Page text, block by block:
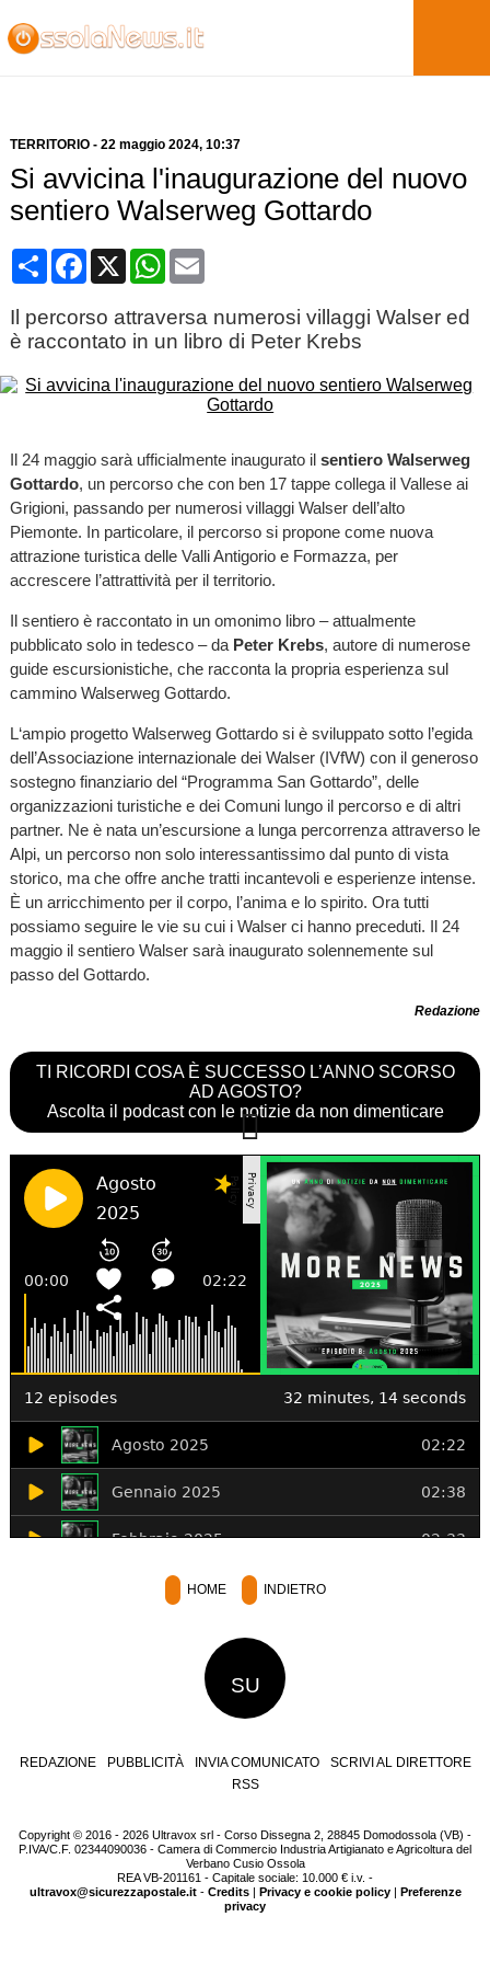
TERRITORIO- 22 maggio 2024, 10:37
Si avvicina l'inaugurazione del nuovo
sentiero Walserweg Gottardo
CondividiFacebook
X WhatsApp
Email
Il percorso attraversa numerosi villaggi Walser ed
è raccontato in un libro di Peter Krebs
Il 24 maggio sarà ufficialmente inaugurato il sentiero Walserweg
Gottardo, un percorso che con ben 17 tappe collega il Vallese ai
Grigioni, passando per numerosi villaggi Walser dell’alto
Piemonte. In particolare, il percorso si propone come nuova
attrazione turistica delle Valli Antigorio e Formazza, per
accrescere l’attrattività per il territorio.
Il sentiero è raccontato in un omonimo libro – attualmente
pubblicato solo in tedesco – da Peter Krebs, autore di numerose
guide escursionistiche, che racconta la propria esperienza sul
cammino Walserweg Gottardo.
L‘ampio progetto Walserweg Gottardo si è sviluppato sotto l’egida
dell’Associazione internazionale dei Walser (IVfW) con il generoso
sostegno finanziario del “Programma San Gottardo”, delle
organizzazioni turistiche e dei Comuni lungo il percorso e di altri
partner. Ne è nata un’escursione a lunga percorrenza attraverso le
Alpi, un percorso non solo interessantissimo dal punto di vista
storico, ma che offre anche tratti incantevoli e esperienze intense.
È un arricchimento per il corpo, l’anima e lo spirito. Ora tutti
possiamo seguire le vie su cui i Walser ci hanno preceduti. Il 24
maggio il sentiero Walser sarà inaugurato solennemente sul
passo del Gottardo.
Redazione
TI RICORDI COSA È SUCCESSO L’ANNO SCORSO
AD AGOSTO?
Ascolta il podcast con le notizie da non dimenticare
HOME INDIETRO
SU
REDAZIONE PUBBLICITÀ INVIA COMUNICATO
SCRIVI AL DIRETTORE
RSS
Copyright © 2016 - 2026 Ultravox srl - Corso Dissegna 2, 28845 Domodossola (VB) -
P.IVA/C.F. 02344090036 - Camera di Commercio Industria Artigianato e Agricoltura del
Verbano Cusio Ossola
REA VB-201161 - Capitale sociale: 10.000 € i.v. -
ultravox@sicurezzapostale.it- Credits| Privacy e cookie policy| Preferenze
privacy